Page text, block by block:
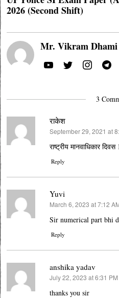
2026 (Second Shift)
Mr. Vikram Dhami
3
राकेश
says:
September 29, 2021 at
राष्ट्रीय मानवाधिकार
Reply
Yuvi
says:
March 6, 2023 at 7:12
Sir numerical part bhi
Reply
anshika yadav
says:
July 22, 2023 at 6:31 PM
thanks you sir